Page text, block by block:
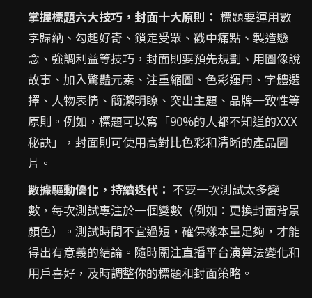
掌握標題六大技巧，封面十大原則： 標題要運用數
字歸納、勾起好奇、鎖定受眾、戳中痛點、製造懸
念、強調利益等技巧，封面則要預先規劃、用圖像說
故事、加入驚豔元素、注重縮圖、色彩運用、字體選
擇、人物表情、簡潔明瞭、突出主題、品牌一致性等
原則。例如，標題可以寫「90%的人都不知道的XXX
秘訣」，封面則可使用高對比色彩和清晰的產品圖
片。
數據驅動優化，持續迭代： 不要一次測試太多變
數，每次測試專注於一個變數（例如：更換封面背景
顏色）。測試時間不宜過短，確保樣本量足夠，才能
得出有意義的結論。隨時關注直播平台演算法變化和
用戶喜好，及時調整你的標題和封面策略。